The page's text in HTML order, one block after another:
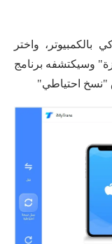
بالكمبيوتر، واختر
وسيكتشفه برنامج